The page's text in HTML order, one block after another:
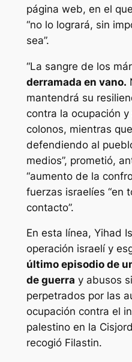
página web, en el
“no lo logrará, sin
sea”.
“La sangre de los
derramada en vano.
mantendrá su
contra la ocupación
colonos, mientras
defendiendo al
medios”, prometió,
“aumento de la
fuerzas israelíes “en
contacto”.
En esta línea, Yihad
operación israelí y
último episodio de
de guerra y abusos
perpetrados por las
ocupación contra el
palestino en la
recogió Filastin.